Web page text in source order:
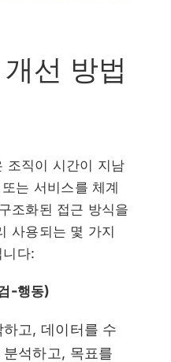
선 방법
조직이 시간이 지남
는 서비스를 체계
조화된 접근 방식을
사용되는 몇 가지
다:
-행동)
고, 데이터를 수
석하고, 목표를